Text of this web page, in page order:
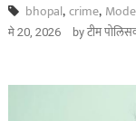
असा घडला गुन्हा
कायद्याचा बडगा
bhopal,crime,
मे 20, 2026 byटीम